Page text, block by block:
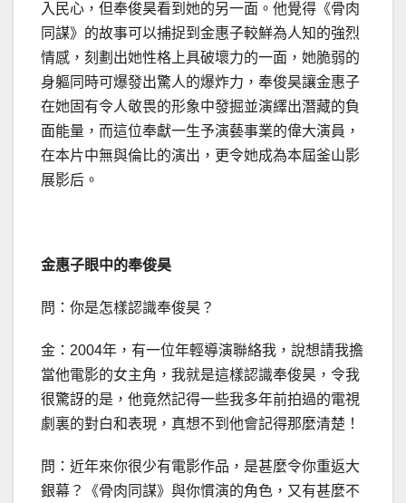
入民心，但奉俊昊看到她的另一面。他覺得《骨肉
同謀》的故事可以捕捉到金惠子較鮮為人知的強烈
情感，刻劃出她性格上具破壞力的一面，她脆弱的
身軀同時可爆發出驚人的爆炸力，奉俊昊讓金惠子
在她固有令人敬畏的形象中發掘並演繹出潛藏的負
面能量，而這位奉獻一生予演藝事業的偉大演員，
在本片中無與倫比的演出，更令她成為本屆釜山影
展影后。
金惠子眼中的奉俊昊
問：你是怎樣認識奉俊昊？
金：2004年，有一位年輕導演聯絡我，說想請我擔
當他電影的女主角，我就是這樣認識奉俊昊，令我
很驚訝的是，他竟然記得一些我多年前拍過的電視
劇裏的對白和表現，真想不到他會記得那麼清楚！
問：近年來你很少有電影作品，是甚麼令你重返大
銀幕？《骨肉同謀》與你慣演的角色，又有甚麼不